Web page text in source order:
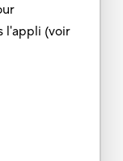
l'appli (voir